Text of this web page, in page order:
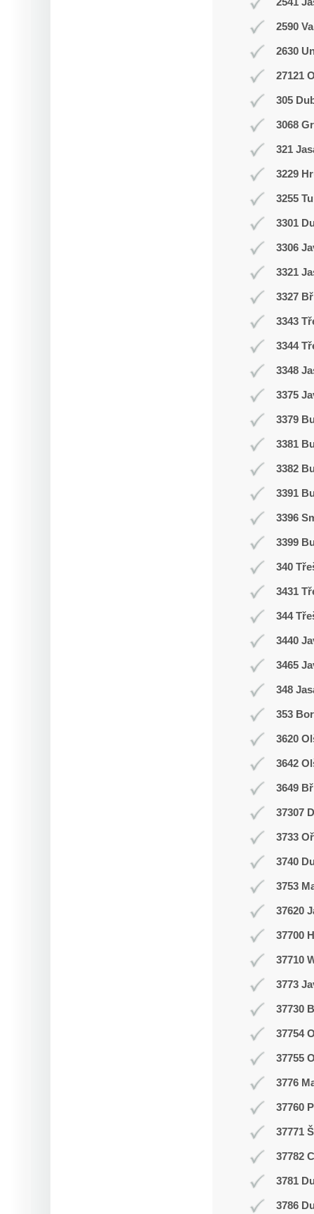
2590
2630
27121
305
3068
321
3229
3255
3301
3306
3321
3327
3343
3344
3348
3375
3379
3381
3382
3391
3396
3399
340
3431
344
3440
3465
348
353
3620
3642
3649
37307
3733
3740
3753
37620
37700
37710
3773
37730
37754
37755
3776
37760
37771
37782
3781
3786